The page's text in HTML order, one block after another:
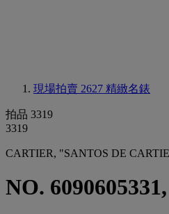
現場拍賣 2627 精緻名錶
拍品 3319
3319
CARTIER, "SANTOS DE
NO.